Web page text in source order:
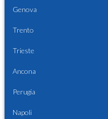
Genova
Trento
Trieste
Ancona
Perugia
Napoli